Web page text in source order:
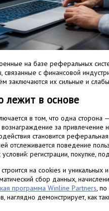
на базе реферальных
связанные с финансовой
заключаются их сильные и
лежит в основе
в том, что одна
за привлечение
становится
отслеживается поведение
регистрации, покупке,
на cookies и
сбор данных,
программа Winline Partners, по
наглядно демонстрирует, как